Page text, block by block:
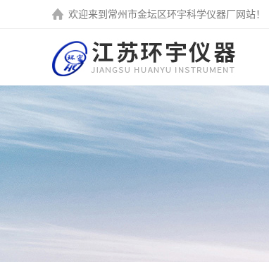
欢迎来到 常州市金坛区环宇科学仪器厂网站！